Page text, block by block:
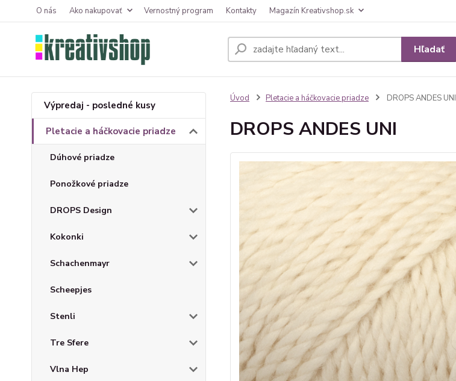
O nás Ako nakupovať Vernostný program Kontakty Magazín Kreativshop.sk
Hľadať
Výpredaj - posledné kusy
Pletacie a háčkovacie priadze
Dúhové priadze
Ponožkové priadze
DROPS Design
Kokonki
Schachenmayr
Scheepjes
Stenli
Tre Sfere
Vlna Hep
Úvod Pletacie a háčkovacie priadze DROPS ANDES UNI
DROPS ANDES UNI